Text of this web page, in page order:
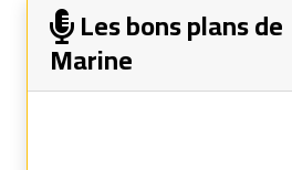
Les bons plans de
Marine